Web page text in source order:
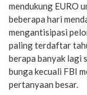
mendukung EURO
beberapa hari
mengantisipasi
paling terdaftar
berapa banyak lagi
bunga kecuali FBI
pertanyaan besar.